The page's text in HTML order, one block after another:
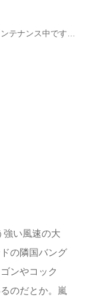
テナンス中です…
強い風速の大
の隣国バング
ンやコック
のだとか。嵐